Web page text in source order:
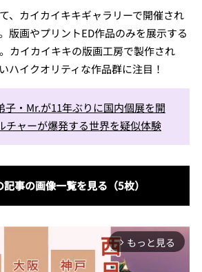
、カイカイキキギャラリーで開催され
版画やプリントED作品のみを展示する
カイカイキキの版画工房で製作され
ハイクオリティな作品群に注目！
子・Mr.が11年ぶりに国内個展を開
チャーが爆発する世界を疑似体験
記事の画像一覧を見る（5枚）
arrow_forward_ios もっと見る